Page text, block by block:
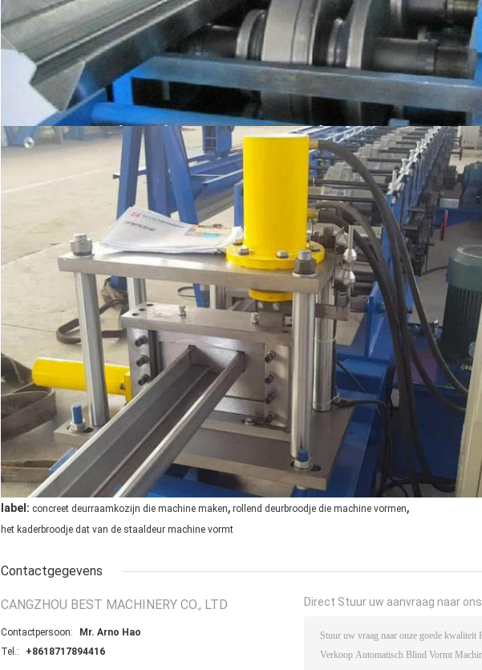
label: concreet deurraamkozijn die machine maken, rollend deurbroodje die machine vormen,
het kaderbroodje dat van de staaldeur machine vormt
Contactgegevens
CANGZHOU BEST MACHINERY CO., LTD
Contactpersoon:
Mr. Arno Hao
Tel.:
+8618717894416
Direct Stuur uw aanvraag naar ons